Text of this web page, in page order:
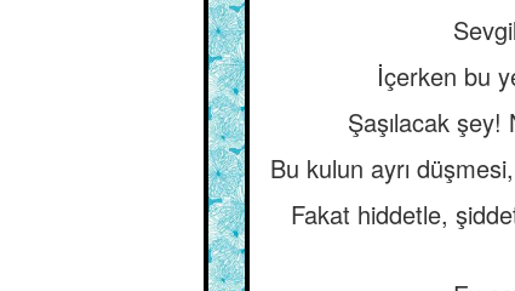
İçerken bu
Şaşılacak
Bu kulun ayrı
Fakat hiddetle,